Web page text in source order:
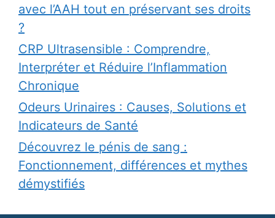
avec l’AAH tout en préservant ses droits
?
CRP Ultrasensible : Comprendre,
Interpréter et Réduire l’Inflammation
Chronique
Odeurs Urinaires : Causes, Solutions et
Indicateurs de Santé
Découvrez le pénis de sang :
Fonctionnement, différences et mythes
démystifiés